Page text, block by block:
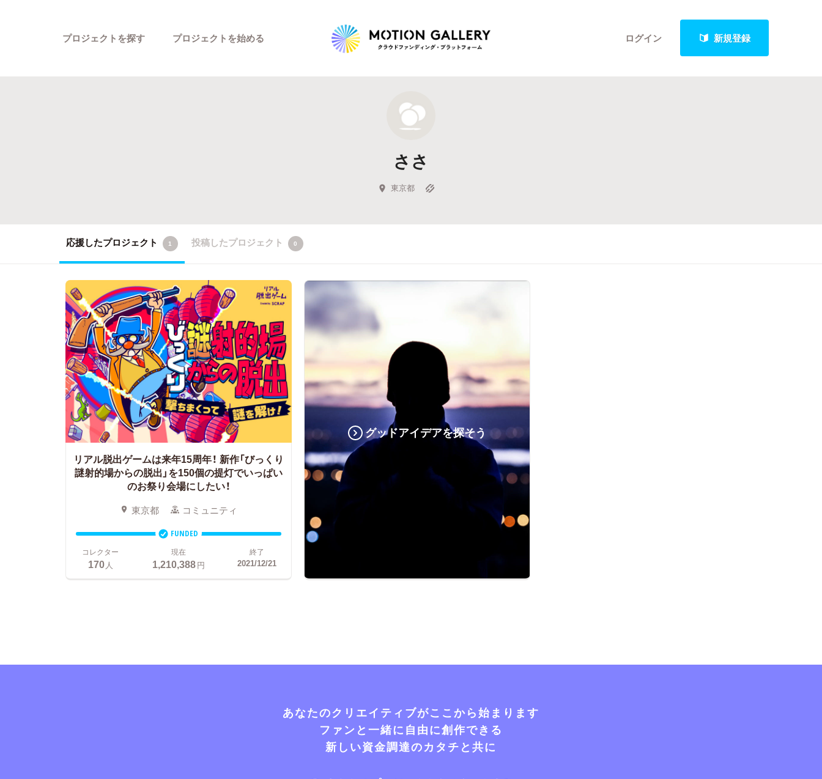
ログイン 新規登録
プロジェクトを探す
新着プロジェクト
Feature
キュレーターから探す
プロジェクトを始める
ささ
東京都
応援したプロジェクト 1 投稿したプロジェクト 0
リアル脱出ゲームは来年15周年！ 新作「びっくり
謎射的場からの脱出」を150個の提灯でいっぱい
のお祭り会場にしたい！
東京都 コミュニティ
FUNDED
コレクター
170人
現在
1,210,388円
終了
2021/12/21
グッドアイデアを探そう
あなたのクリエイティブがここから始まります
ファンと一緒に自由に創作できる
新しい資金調達のカタチと共に